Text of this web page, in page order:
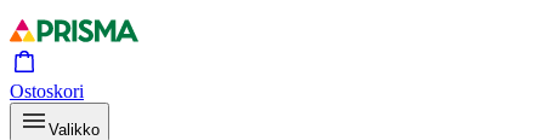
Ostoskori
Valikko